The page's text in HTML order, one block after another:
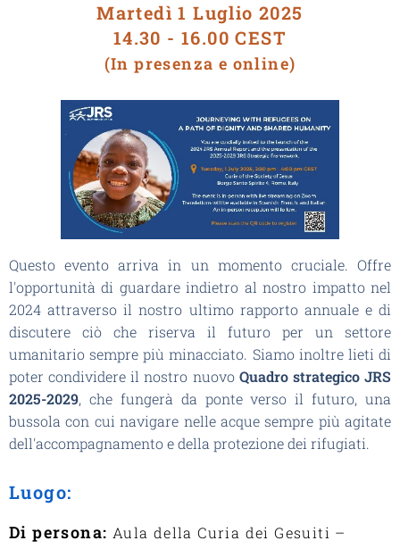
Martedì 1 Luglio 2025
14.30 - 16.00 CEST
(In presenza e online)
Questo evento arriva in un momento cruciale. Offre
l'opportunità di guardare indietro al nostro impatto nel
2024 attraverso il nostro ultimo rapporto annuale e di
discutere ciò che riserva il futuro per un settore
umanitario sempre più minacciato. Siamo inoltre lieti di
poter condividere il nostro nuovo Quadro strategico JRS
2025-2029, che fungerà da ponte verso il futuro, una
bussola con cui navigare nelle acque sempre più agitate
dell'accompagnamento e della protezione dei rifugiati.
Luogo:
Di persona: Aula della Curia dei Gesuiti –